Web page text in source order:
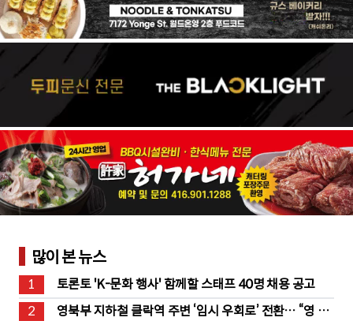
많이 본 뉴스
1
토론토 'K-문화 행사' 함께할 스태프 40명 채용 공고
2
영북부 지하철 클락역 주변 ‘임시 우회로’ 전환… “영 스